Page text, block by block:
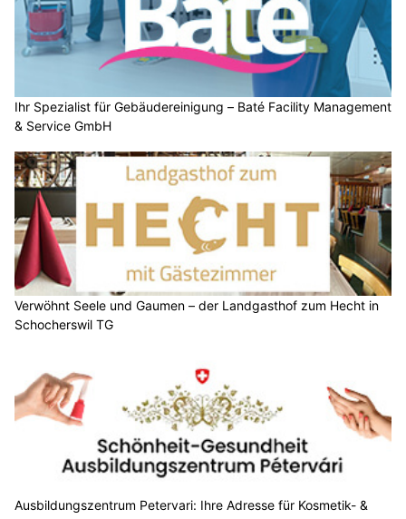
Ihr Spezialist für Gebäudereinigung – Baté Facility Management
& Service GmbH
Verwöhnt Seele und Gaumen – der Landgasthof zum Hecht in
Schocherswil TG
Ausbildungszentrum Petervari: Ihre Adresse für Kosmetik- &